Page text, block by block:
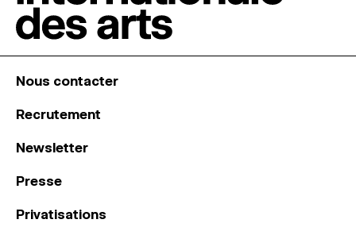
Nous contacter
Recrutement
Newsletter
Presse
Privatisations